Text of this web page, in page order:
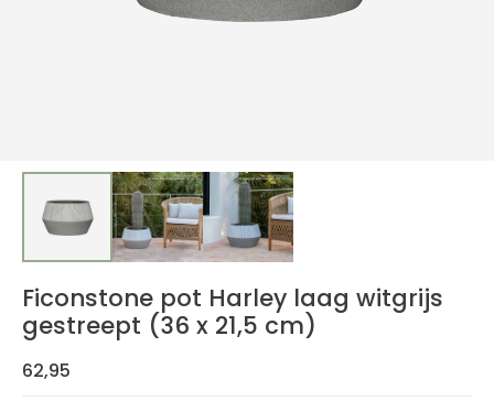
Ficonstone pot Harley laag witgrijs
gestreept (36 x 21,5 cm)
62,95